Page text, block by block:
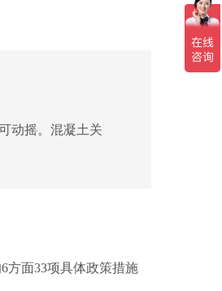
动摇。混凝土关
方面33项具体政策措施